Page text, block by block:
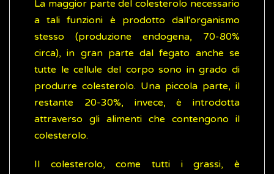
La maggior parte del colesterolo necessario
a tali funzioni è prodotto dall'organismo
stesso (produzione endogena, 70-80%
circa), in gran parte dal fegato anche se
tutte le cellule del corpo sono in grado di
produrre colesterolo. Una piccola parte, il
restante 20-30%, invece, è introdotta
attraverso gli alimenti che contengono il
colesterolo.
Il colesterolo, come tutti i grassi, è